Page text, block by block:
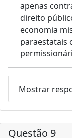
apenas
direito
economia
paraestatais
Mostrar
Questão 9